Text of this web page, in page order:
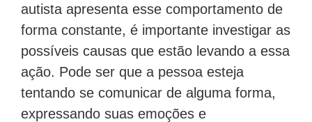
autista apresenta esse comportamento de
forma constante, é importante investigar as
possíveis causas que estão levando a essa
ação. Pode ser que a pessoa esteja
tentando se comunicar de alguma forma,
expressando suas emoções e